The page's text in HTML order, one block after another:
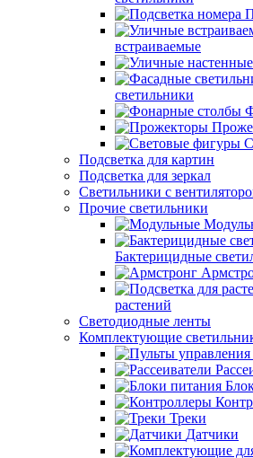
встраиваемые
светильники
Подсветка для картин
Подсветка для зеркал
Светильники с
Прочие светильники
Бактерицидные
растений
Светодиодные ленты
Комплектующие
Треки
Датчики